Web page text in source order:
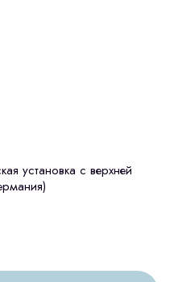
установка с верхней